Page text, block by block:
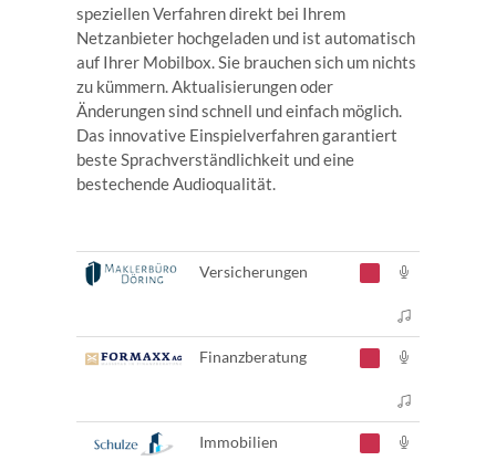
speziellen Verfahren direkt bei Ihrem
Netzanbieter hochgeladen und ist automatisch
auf Ihrer Mobilbox. Sie brauchen sich um nichts
zu kümmern. Aktualisierungen oder
Änderungen sind schnell und einfach möglich.
Das innovative Einspielverfahren garantiert
beste Sprachverständlichkeit und eine
bestechende Audioqualität.
Versicherungen
Finanzberatung
Immobilien